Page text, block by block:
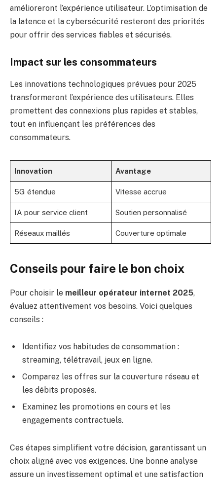
amélioreront l’expérience utilisateur. L’optimisation de
la latence et la cybersécurité resteront des priorités
pour offrir des services fiables et sécurisés.
Impact sur les consommateurs
Les innovations technologiques prévues pour 2025
transformeront l’expérience des utilisateurs. Elles
promettent des connexions plus rapides et stables,
tout en influençant les préférences des
consommateurs.
Innovation Avantage
5G étendue Vitesse accrue
IA pour service client Soutien personnalisé
Réseaux maillés Couverture optimale
Conseils pour faire le bon choix
Pour choisir le meilleur opérateur internet 2025,
évaluez attentivement vos besoins. Voici quelques
conseils :
Identifiez vos habitudes de consommation :
streaming, télétravail, jeux en ligne.
Comparez les offres sur la couverture réseau et
les débits proposés.
Examinez les promotions en cours et les
engagements contractuels.
Ces étapes simplifient votre décision, garantissant un
choix aligné avec vos exigences. Une bonne analyse
assure un investissement optimal et une satisfaction